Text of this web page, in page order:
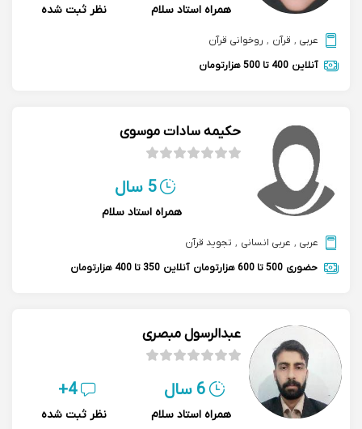
همراه استاد سلام نظر ثبت شده
عربی , قرآن , روخوانی قرآن
آنلاین 400 تا 500 هزارتومان
حکیمه سادات موسوی
5 سال
همراه استاد سلام
عربی , عربی انسانی , تجوید قرآن
حضوری 500 تا 600 هزارتومان آنلاین 350 تا 400 هزارتومان
عبدالرسول مبصری
6 سال
همراه استاد سلام
4+
نظر ثبت شده